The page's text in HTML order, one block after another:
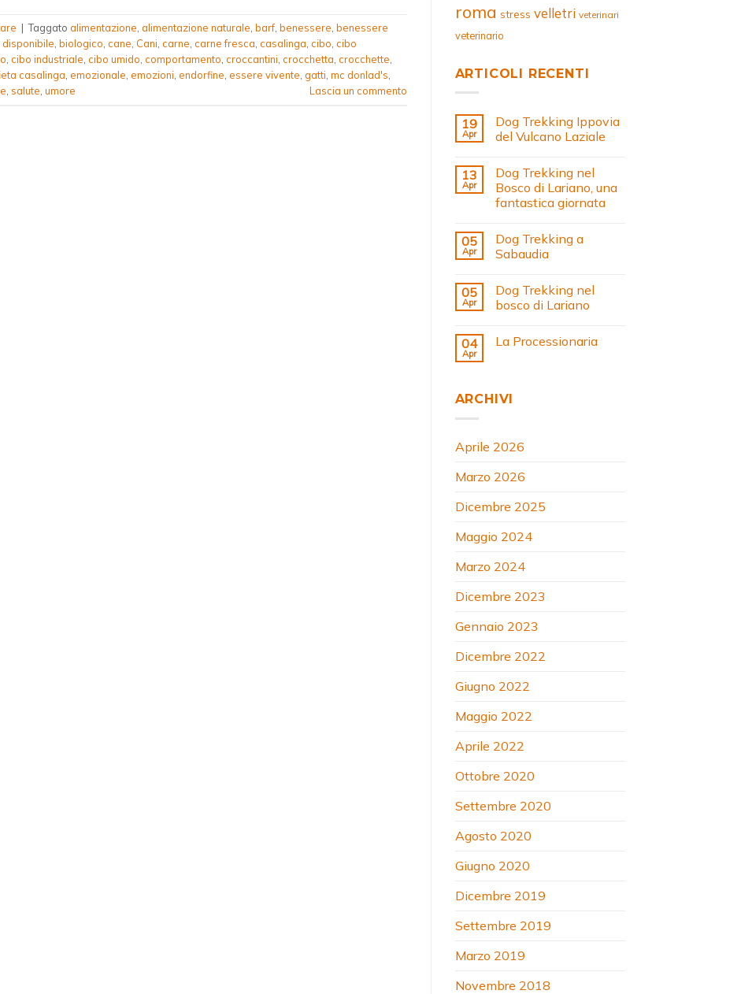
| Taggato alimentazione alimentazione naturale barf benessere benessere
biologico cane Cani carne carne fresca casalinga cibo cibo
cibo industriale cibo umido comportamento croccantini crocchetta crocchette
casalinga emozionale emozioni endorfine essere vivente gatti mc donlad's
salute umore Lascia un commento
roma stress velletri veterinari
veterinario
ARTICOLI RECENTI
19
Apr
Dog Trekking Ippovia
del Vulcano Laziale
13
Apr
Dog Trekking nel
Bosco di Lariano, una
fantastica giornata
05
Apr
Dog Trekking a
Sabaudia
05
Apr
Dog Trekking nel
bosco di Lariano
04
Apr
La Processionaria
ARCHIVI
Aprile 2026
Marzo 2026
Dicembre 2025
Maggio 2024
Marzo 2024
Dicembre 2023
Gennaio 2023
Dicembre 2022
Giugno 2022
Maggio 2022
Aprile 2022
Ottobre 2020
Settembre 2020
Agosto 2020
Giugno 2020
Dicembre 2019
Settembre 2019
Marzo 2019
Novembre 2018